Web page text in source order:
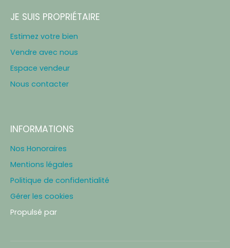
JE SUIS PROPRIÉTAIRE
Estimez votre bien
Vendre avec nous
Espace vendeur
Nous contacter
INFORMATIONS
Nos Honoraires
Mentions légales
Politique de confidentialité
Gérer les cookies
Propulsé par